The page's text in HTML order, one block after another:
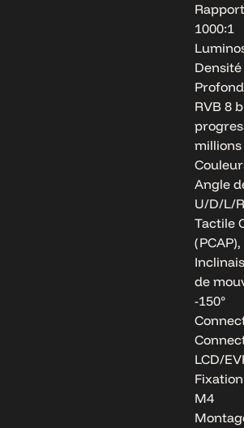
1000:1
Densité
RVB 8
Angle
U/D/L/R
Tactile
de
-150°
LCD/
M4